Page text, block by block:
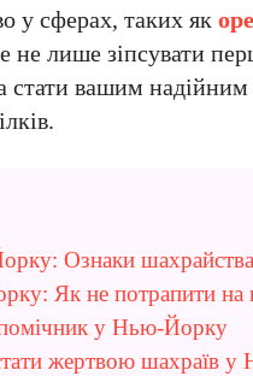
у сферах, таких як
лише зіпсувати
стати вашим
Ознаки шахрайства
Як не потрапити на
у Нью-Йорку
жертвою шахраїв